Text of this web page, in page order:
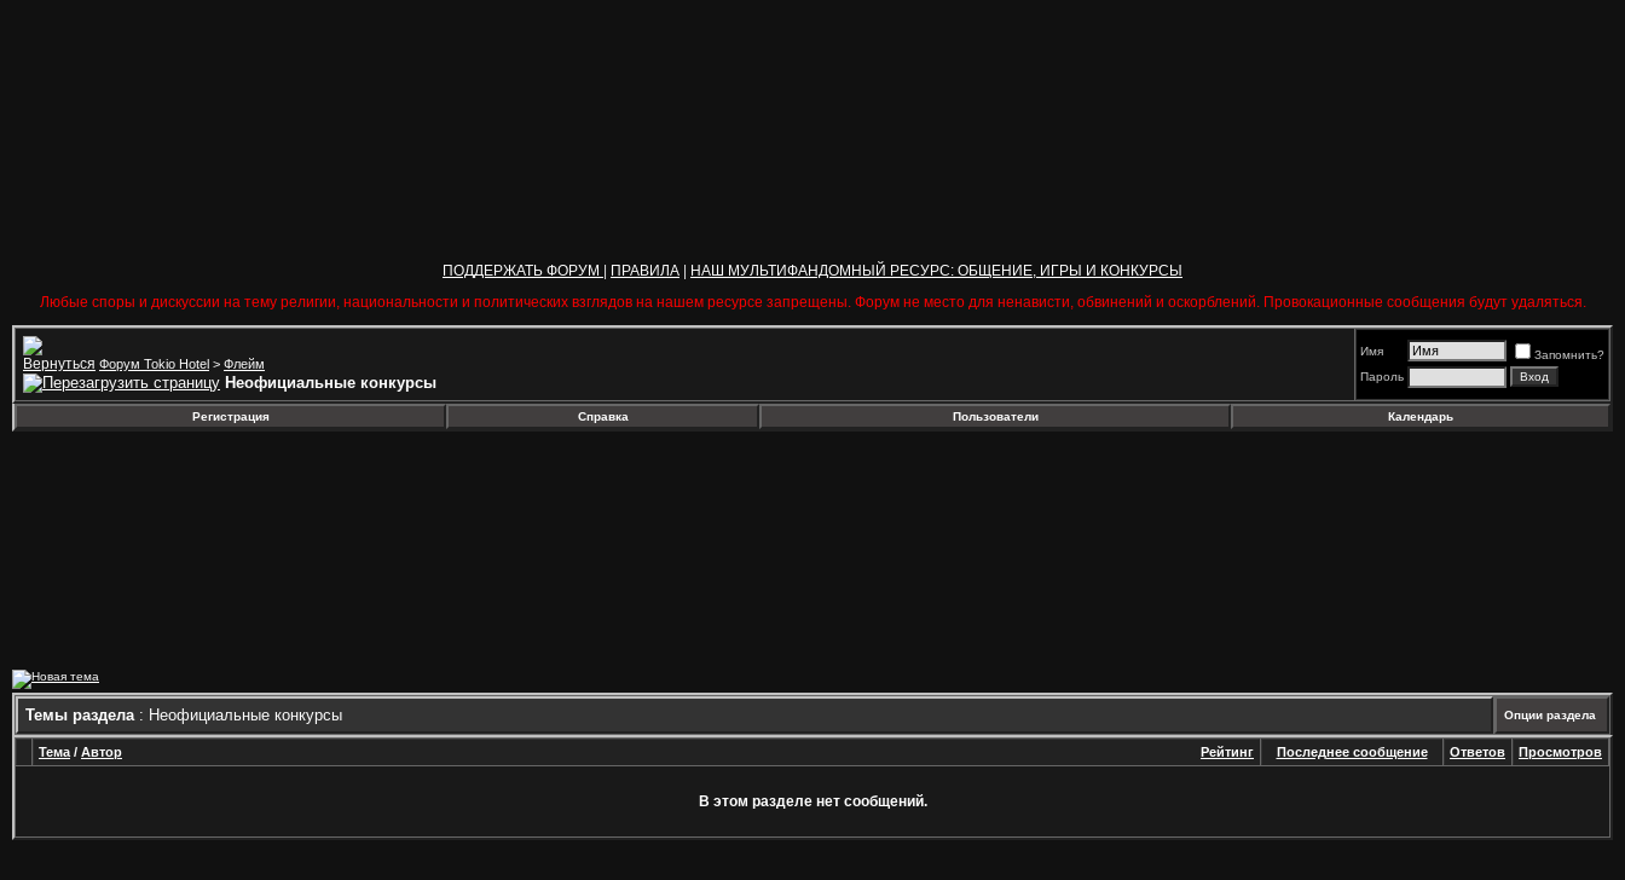
ПОДДЕРЖАТЬ ФОРУМ ПРАВИЛА
НАШ МУЛЬТИФАНДОМНЫЙ РЕСУРС: ОБЩЕНИЕ, ИГРЫ И КОНКУРСЫ
Любые споры и дискуссии на тему религии, национальности и политических взглядов на нашем ресурсе запрещены. Форум не место для ненависти, обвинений и оскорблений. Провокационные сообщения будут удаляться.
Форум Tokio Hotel > Флейм
Неофициальные конкурсы
Имя
Запомнить?
Пароль
Регистрация Справка Пользователи Календарь
Темы раздела: Неофициальные конкурсы Опции раздела
Рейтинг
Тема / Автор Последнее сообщение Ответов Просмотров
В этом разделе нет сообщений.